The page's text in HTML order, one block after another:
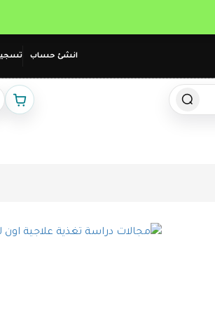
انشئ حساب